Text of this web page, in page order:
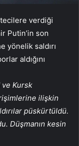
verdiği
Putin’in son
yönelik saldırı
aldığını
Kursk
ilişkin
püskürtüldü.
Düşmanın kesin